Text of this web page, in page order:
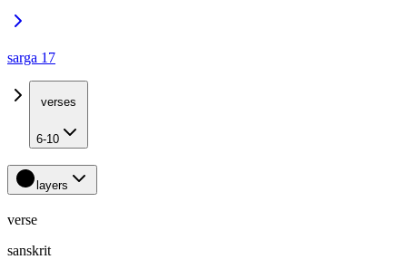
sarga 17
verses
6-10
layers
verse
sanskrit